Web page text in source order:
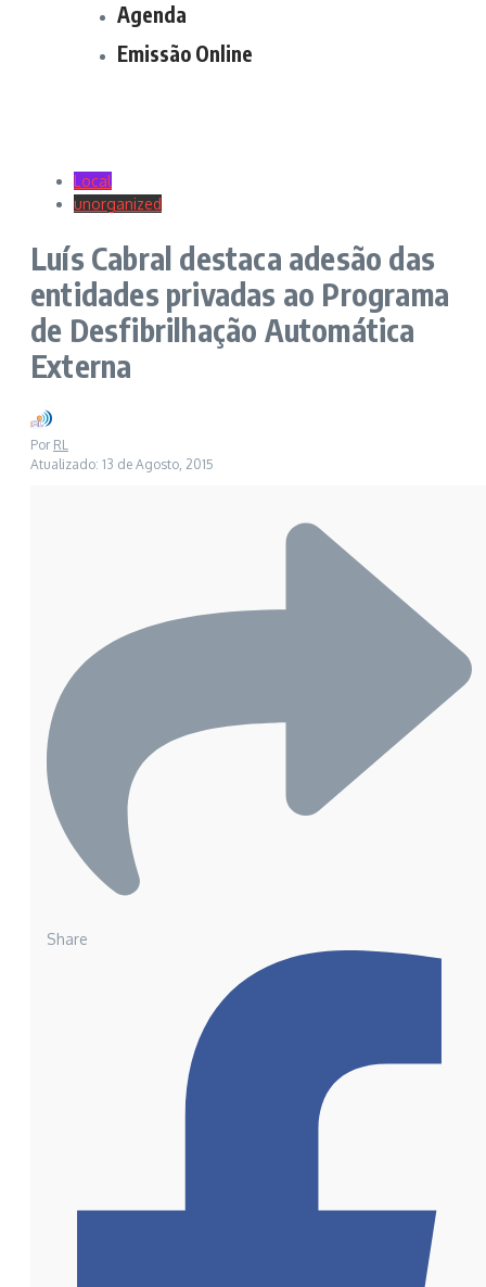
Agenda
Emissão Online
Local
unorganized
Luís Cabral destaca adesão das
entidades privadas ao Programa
de Desfibrilhação Automática
Externa
Por RL
Atualizado: 13 de Agosto, 2015
Share